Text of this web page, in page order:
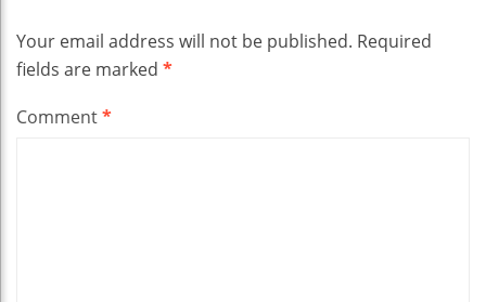
Your email address will not be published. Required
fields are marked *
Comment*